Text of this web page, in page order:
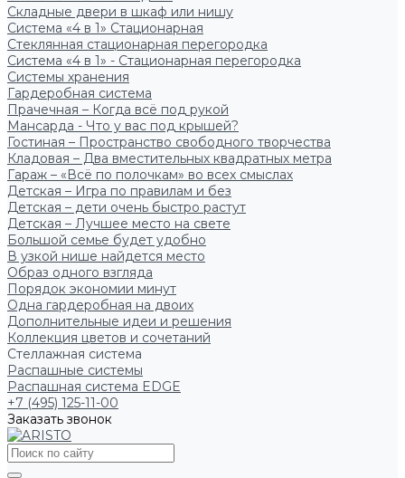
Складные двери в шкаф или нишу
Система «4 в 1» Стационарная
Стеклянная стационарная перегородка
Система «4 в 1» - Стационарная перегородка
Системы хранения
Гардеробная система
Прачечная – Когда всё под рукой
Мансарда - Что у вас под крышей?
Гостиная – Пространство свободного творчества
Кладовая – Два вместительных квадратных метра
Гараж – «Всё по полочкам» во всех смыслах
Детская – Игра по правилам и без
Детская – дети очень быстро растут
Детская – Лучшее место на свете
Большой семье будет удобно
В узкой нише найдется место
Образ одного взгляда
Порядок экономии минут
Одна гардеробная на двоих
Дополнительные идеи и решения
Коллекция цветов и сочетаний
Стеллажная система
Распашные системы
Распашная система EDGE
+7 (495) 125-11-00
Заказать звонок